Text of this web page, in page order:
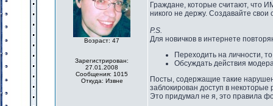
Возраст: 47
Зарегистрирован:
27.01.2008
Сообщения: 1015
Откуда: Извне
Граждане, которые считают, что
никого не держу. Создавайте
P.S.
Для новичков в интернете
Переходить на личности,
Обсуждать действия
Посты, содержащие такие
заблокирован доступ в
Это придумал не я, это правила